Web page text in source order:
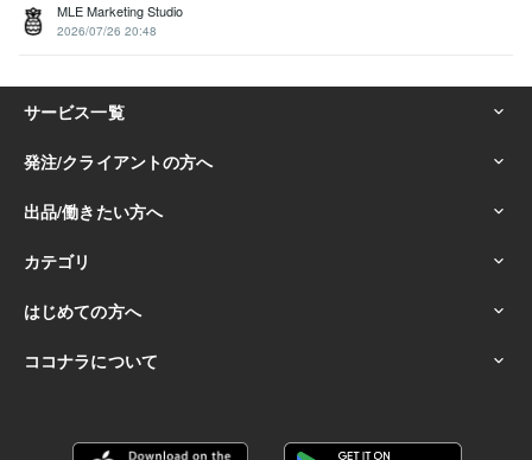
MLE Marketing Studio
2026/07/26 20:48